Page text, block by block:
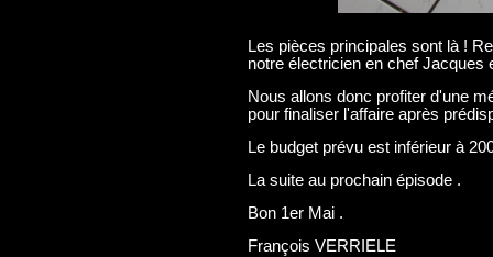
Les pièces principales sont là !
notre électricien en chef Jacques
Nous allons donc profiter d'une
pour finaliser l'affaire après
Le budget prévu est inférieur à
La suite au prochain épisode .
Bon 1er Mai .
François VERRIELE